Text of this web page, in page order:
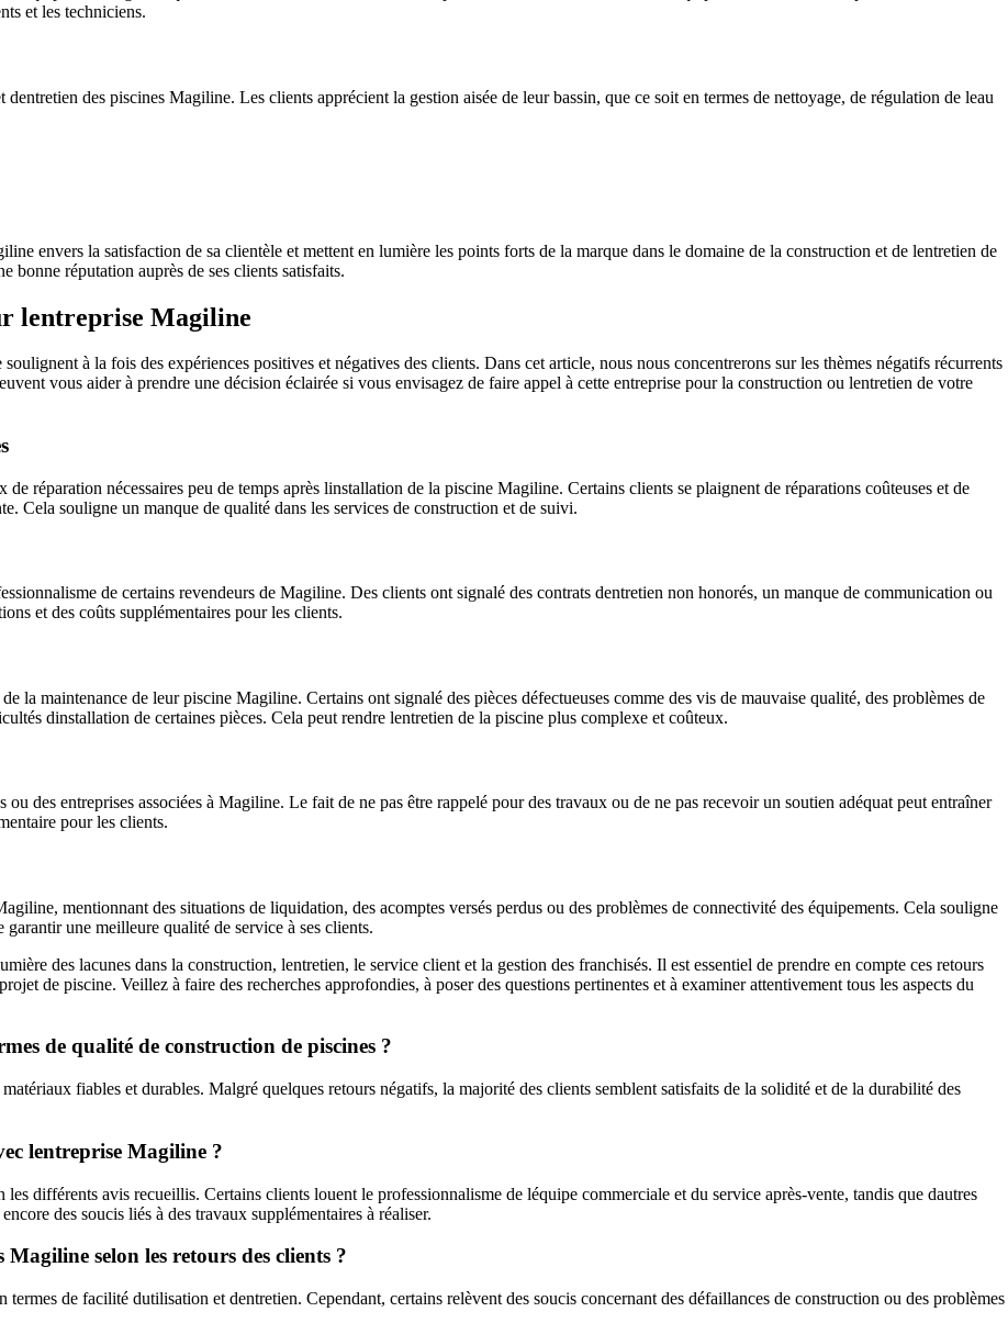
et les techniciens.
des piscines Magiline. Les clients apprécient la gestion aisée de leur bassin, que ce soit en termes de nettoyage, de régulation de leau
envers la satisfaction de sa clientèle et mettent en lumière les points forts de la marque dans le domaine de la construction et de lentretien de
bonne réputation auprès de ses clients satisfaits.
lentreprise Magiline
à la fois des expériences positives et négatives des clients. Dans cet article, nous nous concentrerons sur les thèmes négatifs récurrents
vous aider à prendre une décision éclairée si vous envisagez de faire appel à cette entreprise pour la construction ou lentretien de votre
réparation nécessaires peu de temps après linstallation de la piscine Magiline. Certains clients se plaignent de réparations coûteuses et de
Cela souligne un manque de qualité dans les services de construction et de suivi.
de certains revendeurs de Magiline. Des clients ont signalé des contrats dentretien non honorés, un manque de communication ou
et des coûts supplémentaires pour les clients.
la maintenance de leur piscine Magiline. Certains ont signalé des pièces défectueuses comme des vis de mauvaise qualité, des problèmes de
dinstallation de certaines pièces. Cela peut rendre lentretien de la piscine plus complexe et coûteux.
des entreprises associées à Magiline. Le fait de ne pas être rappelé pour des travaux ou de ne pas recevoir un soutien adéquat peut entraîner
pour les clients.
mentionnant des situations de liquidation, des acomptes versés perdus ou des problèmes de connectivité des équipements. Cela souligne
une meilleure qualité de service à ses clients.
des lacunes dans la construction, lentretien, le service client et la gestion des franchisés. Il est essentiel de prendre en compte ces retours
de piscine. Veillez à faire des recherches approfondies, à poser des questions pertinentes et à examiner attentivement tous les aspects du
de qualité de construction de piscines ?
fiables et durables. Malgré quelques retours négatifs, la majorité des clients semblent satisfaits de la solidité et de la durabilité des
lentreprise Magiline ?
différents avis recueillis. Certains clients louent le professionnalisme de léquipe commerciale et du service après-vente, tandis que dautres
des soucis liés à des travaux supplémentaires à réaliser.
Magiline selon les retours des clients ?
de facilité dutilisation et dentretien. Cependant, certains relèvent des soucis concernant des défaillances de construction ou des problèmes